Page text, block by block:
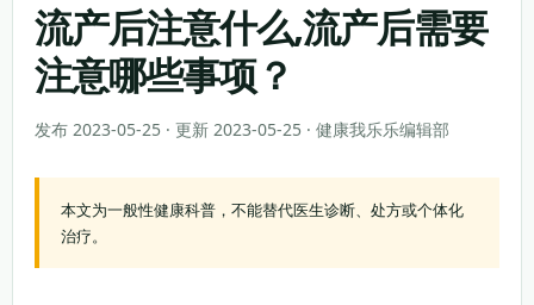
流产后注意什么,流产后需要
注意哪些事项？
发布 2023-05-25 · 更新 2023-05-25 · 健康我乐乐编辑部
本文为一般性健康科普，不能替代医生诊断、处方或个体化
治疗。